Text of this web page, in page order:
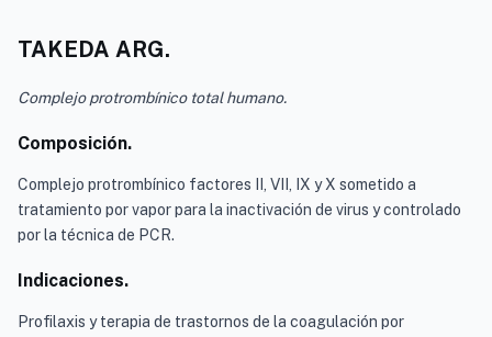
TAKEDA ARG.
Complejo protrombínico total humano.
Composición.
Complejo protrombínico factores II, VII, IX y X sometido a
tratamiento por vapor para la inactivación de virus y controlado
por la técnica de PCR.
Indicaciones.
Profilaxis y terapia de trastornos de la coagulación por